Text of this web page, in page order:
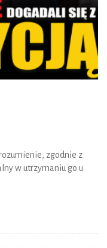
zgodnie z
w utrzymaniu go u